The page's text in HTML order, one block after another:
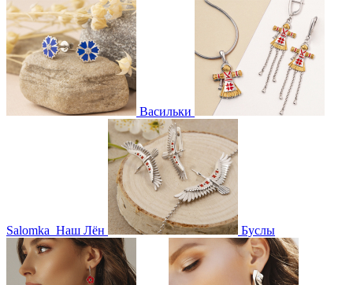
Васильки
Salomka Наш Лён Буслы